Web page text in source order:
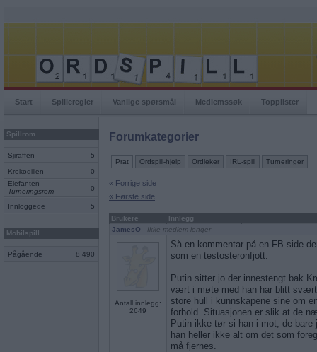
Start Spilleregler Vanlige spørsmål Medlemssøk Topplister
Spillrom
Sjiraffen 5
Krokodillen
0
Elefanten
Turneringsrom
0
Innloggede 5
Mobilspill
Pågående 8 490
Forumkategorier
Prat Ordspill-hjelp Ordleker IRL-spill Turneringer
« Forrige side
« Første side
Brukere
Innlegg
JamesO - Ikke medlem lenger
Antall innlegg:
2649
Så en kommentar på en FB-side
som en testosteronfjott.
Putin sitter jo der innestengt bak
vært i møte med han har blitt
store hull i kunnskapene sine om
forhold. Situasjonen er slik at de
Putin ikke tør si han i mot, de bare
han heller ikke alt om det som
må fjernes.